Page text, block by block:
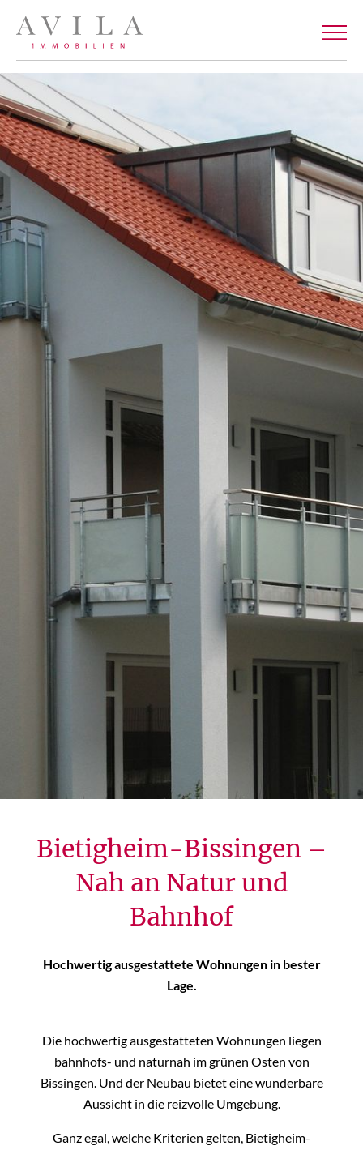
Bietigheim-Bissingen –
Nah an Natur und
Bahnhof
Hochwertig ausgestattete Wohnungen in bester
Lage.
Die hochwertig ausgestatteten Wohnungen liegen
bahnhofs- und naturnah im grünen Osten von
Bissingen. Und der Neubau bietet eine wunderbare
Aussicht in die reizvolle Umgebung.
Ganz egal, welche Kriterien gelten, Bietigheim-